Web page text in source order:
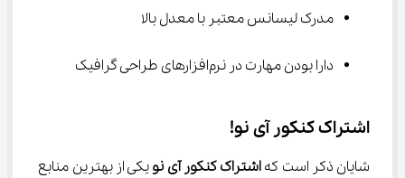
مدرک لیسانس معتبر با معدل بالا
دارا بودن مهارت در نرم‌افزارهای طراحی گرافیک
اشتراک کنکور آی نو!
شایان ذکر است که اشتراک کنکور آی نو یکی از بهترین منابع